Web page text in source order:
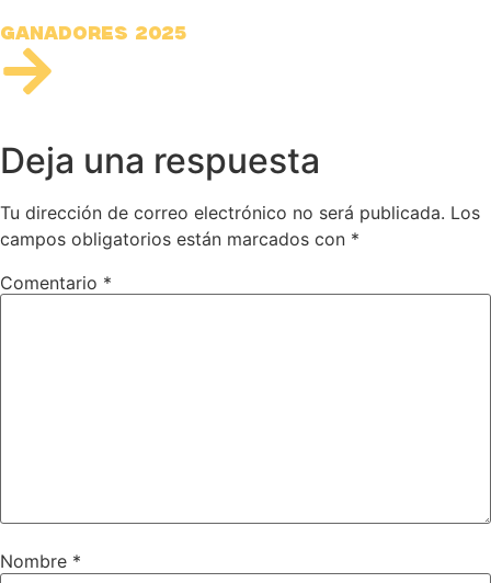
Ganadores 2025
Deja una respuesta
Tu dirección de correo electrónico no será publicada. Los
campos obligatorios están marcados con *
Comentario *
Nombre *